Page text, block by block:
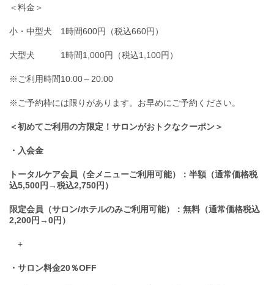
＜料金＞
小・中型犬 1時間600円（税込660円）
大型犬 1時間1,000円（税込1,100円）
※ご利用時間10:00～20:00
※ご予約枠には限りがあります。お早めにご予約ください。
＜初めてご利用の方限定！サロンがおトクなクーポン＞
・入会金
トータルケア会員（全メニューご利用可能）：半額（通常価格税
込5,500円→税込2,750円）
限定会員（サロン/ホテルのみご利用可能）：無料（通常価格税込
2,200円→0円）
+
・サロン料金20％OFF